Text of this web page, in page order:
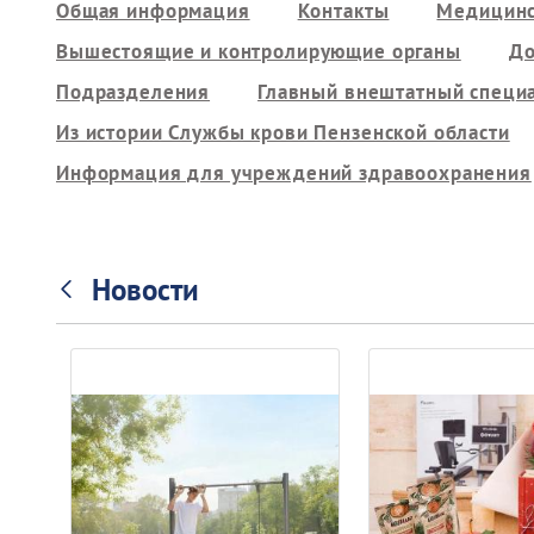
Общая информация Контакты
Вышестоящие и контролирующие органы
Подразделения
Главный внештатный
Из истории Службы крови Пензенской области
Информация для учреждений здравоохранения
Новости